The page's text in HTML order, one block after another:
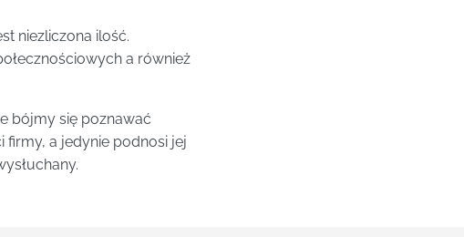
niezliczona ilość.
a również
bójmy się poznawać
firmy, a jedynie podnosi jej